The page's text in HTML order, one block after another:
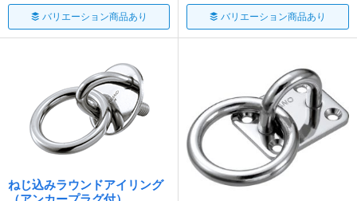
バリエーション商品あり バリエーション商品あり
ねじ込みラウンドアイリング